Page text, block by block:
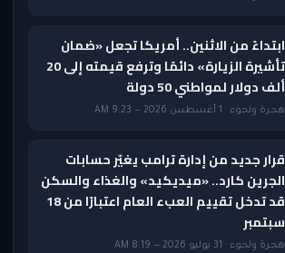
ابتداءً من الاثنين.. أمريكا تجعل «ضمان
تأشيرة الزيارة» دائمًا وترفع قيمته إلى 20
ألف دولار لمواطني 50 دولة
هجرة ولجوء · 1 أغسطس 2026 — 9:23 AM
قرار جديد من إدارة ترامب يغيّر حسابات
الجرين كارد.. «ميديكيد» والغذاء والسكن
قد تدخل تقييم العبء العام اعتبارًا من 18
سبتمبر
هجرة ولجوء · 31 يوليو 2026 — 8:19 AM